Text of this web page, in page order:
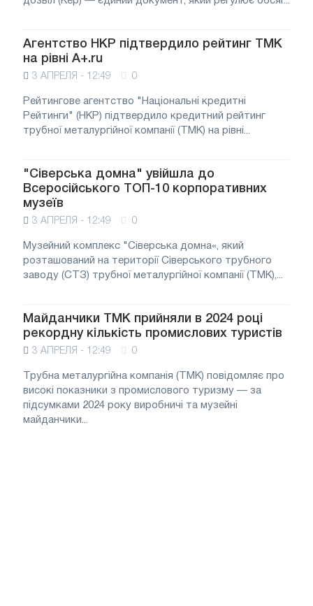
Агентство НКР підтвердило рейтинг ТМК
на рівні A+.ru
3 АПРЕЛЯ - 12:49 0
Рейтингове агентство "Національні кредитні
Рейтинги" (НКР) підтвердило кредитний рейтинг
трубної металургійної компанії (ТМК) на рівні...
"Сіверська домна" увійшла до
Всеросійського ТОП-10 корпоративних
музеїв
3 АПРЕЛЯ - 12:49 0
Музейний комплекс "Сіверська домна«, який
розташований на території Сіверського трубного
заводу (СТЗ) трубної металургійної компанії (ТМК),...
Майданчики ТМК прийняли в 2024 році
рекордну кількість промислових туристів
3 АПРЕЛЯ - 12:49 0
Трубна металургійна компанія (ТМК) повідомляє про
високі показники з промислового туризму — за
підсумками 2024 року виробничі та музейні
майданчики...